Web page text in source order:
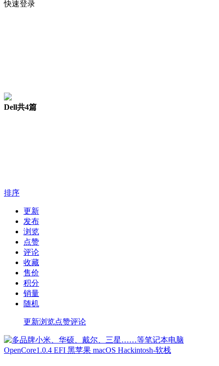
快速登录
Dell共4篇
排序
更新
发布
浏览
点赞
评论
收藏
售价
积分
销量
随机
更新浏览点赞评论